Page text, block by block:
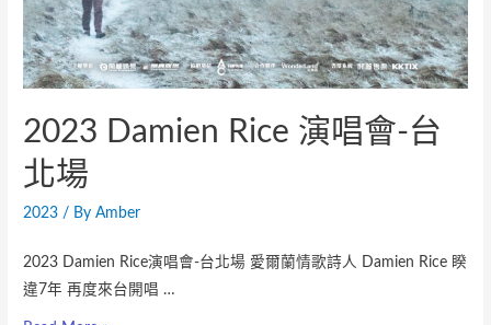
2023 Damien Rice 演唱會-台
北場
2023 / ByAmber
2023 Damien Rice演唱會-台北場 愛爾蘭情歌詩人 Damien Rice 睽
違7年 再度來台開唱 …